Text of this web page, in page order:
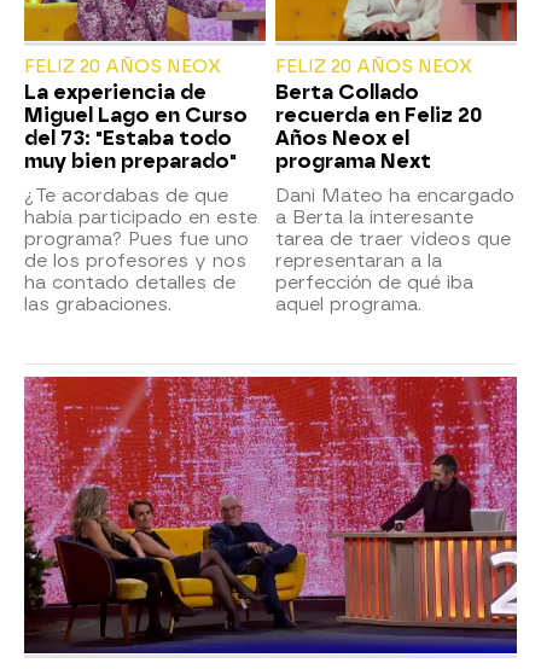
FELIZ 20 AÑOS NEOX
La experiencia de
Miguel Lago en Curso
del 73: "Estaba todo
muy bien preparado"
¿Te acordabas de que
había participado en este
programa? Pues fue uno
de los profesores y nos
ha contado detalles de
las grabaciones.
FELIZ 20 AÑOS NEOX
Berta Collado
recuerda en Feliz 20
Años Neox el
programa Next
Dani Mateo ha encargado
a Berta la interesante
tarea de traer vídeos que
representaran a la
perfección de qué iba
aquel programa.